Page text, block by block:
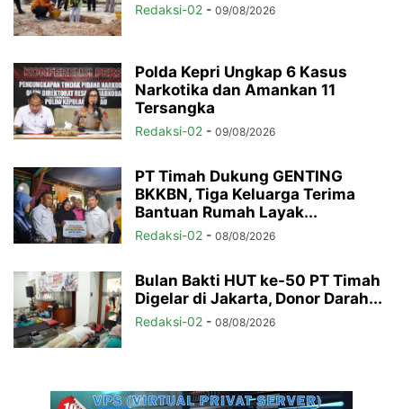
Redaksi-02 - 09/08/2026
Polda Kepri Ungkap 6 Kasus
Narkotika dan Amankan 11
Tersangka
Redaksi-02 - 09/08/2026
PT Timah Dukung GENTING
BKKBN, Tiga Keluarga Terima
Bantuan Rumah Layak...
Redaksi-02 - 08/08/2026
Bulan Bakti HUT ke-50 PT Timah
Digelar di Jakarta, Donor Darah...
Redaksi-02 - 08/08/2026